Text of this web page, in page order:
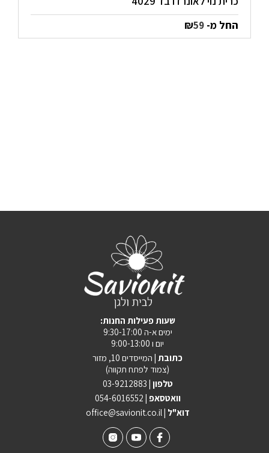
החל מ-
₪59
:שעות פעילות החנות
ימים א-ה 9:30-17:00
יום ו 9:00-13:00
כתובת | המייסדים 10, מזור
(צמוד לפתח תקווה)
טלפון | 03-9212883
וואטסאפ | 054-6016552
office@savionit.co.il | דוא"ל